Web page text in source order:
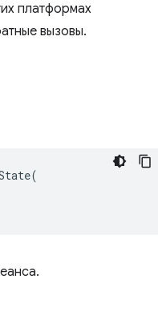
платформах
вызовы.
(